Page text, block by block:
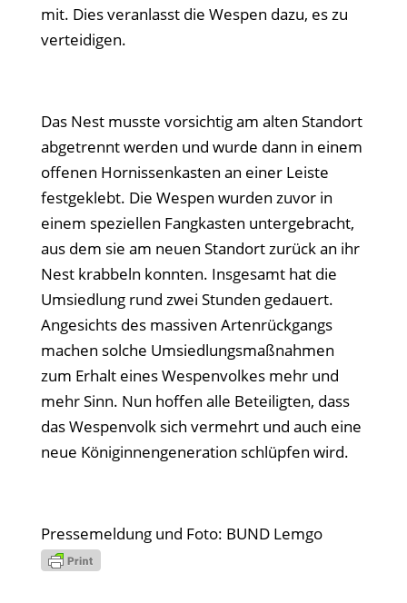
mit. Dies veranlasst die Wespen dazu, es zu
verteidigen.
Das Nest musste vorsichtig am alten Standort
abgetrennt werden und wurde dann in einem
offenen Hornissenkasten an einer Leiste
festgeklebt. Die Wespen wurden zuvor in
einem speziellen Fangkasten untergebracht,
aus dem sie am neuen Standort zurück an ihr
Nest krabbeln konnten. Insgesamt hat die
Umsiedlung rund zwei Stunden gedauert.
Angesichts des massiven Artenrückgangs
machen solche Umsiedlungsmaßnahmen
zum Erhalt eines Wespenvolkes mehr und
mehr Sinn. Nun hoffen alle Beteiligten, dass
das Wespenvolk sich vermehrt und auch eine
neue Königinnengeneration schlüpfen wird.
Pressemeldung und Foto: BUND Lemgo